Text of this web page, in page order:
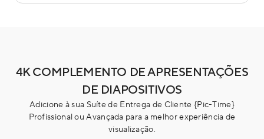
4K COMPLEMENTO DE APRESENTAÇÕES
DE DIAPOSITIVOS
Adicione à sua Suíte de Entrega de Cliente {Pic-Time}
Profissional ou Avançada para a melhor experiência de
visualização.